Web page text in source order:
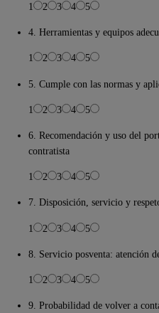
1 2 3 4 5
4. Herramientas y equipos
1 2 3 4 5
5. Cumple con las normas y
1 2 3 4 5
6. Recomendación y uso del
contratista
1 2 3 4 5
7. Disposición, servicio y
1 2 3 4 5
8. Servicio posventa: atención
1 2 3 4 5
9. Probabilidad de volver a